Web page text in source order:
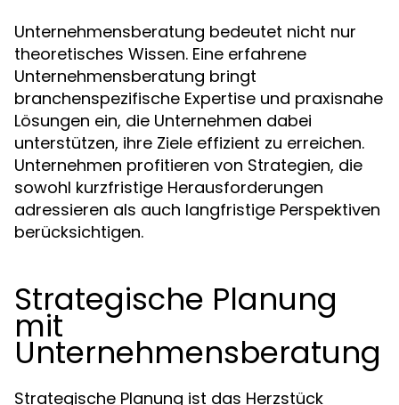
Unternehmensberatung bedeutet nicht nur
theoretisches Wissen. Eine erfahrene
Unternehmensberatung bringt
branchenspezifische Expertise und praxisnahe
Lösungen ein, die Unternehmen dabei
unterstützen, ihre Ziele effizient zu erreichen.
Unternehmen profitieren von Strategien, die
sowohl kurzfristige Herausforderungen
adressieren als auch langfristige Perspektiven
berücksichtigen.
Strategische Planung
mit
Unternehmensberatung
Strategische Planung ist das Herzstück